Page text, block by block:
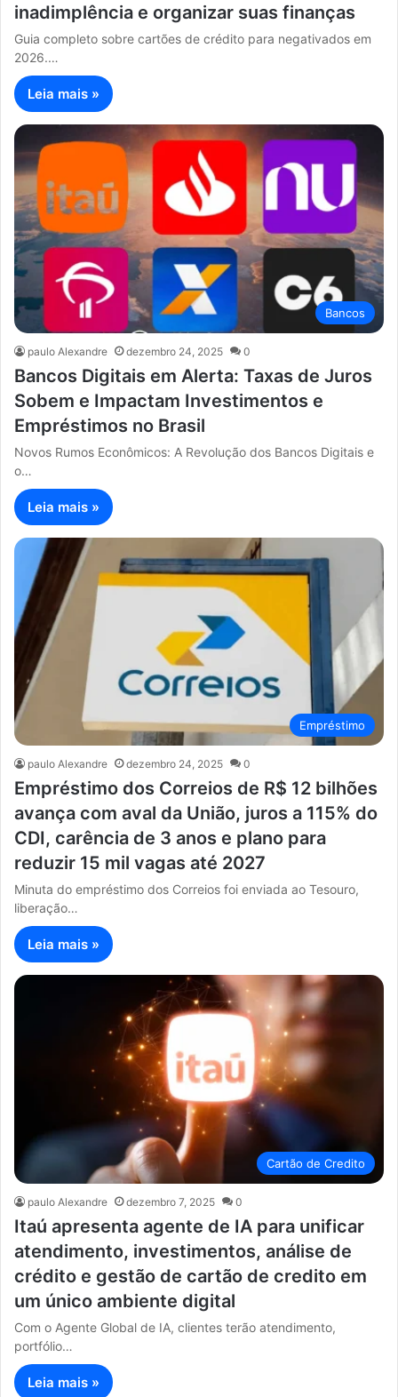
inadimplência e organizar suas finanças
Guia completo sobre cartões de crédito para negativados em
2026.…
Leia mais »
Bancos
paulo Alexandre dezembro 24, 2025 0
Bancos Digitais em Alerta: Taxas de Juros
Sobem e Impactam Investimentos e
Empréstimos no Brasil
Novos Rumos Econômicos: A Revolução dos Bancos Digitais e
o…
Leia mais »
Empréstimo
paulo Alexandre dezembro 24, 2025 0
Empréstimo dos Correios de R$ 12 bilhões
avança com aval da União, juros a 115% do
CDI, carência de 3 anos e plano para
reduzir 15 mil vagas até 2027
Minuta do empréstimo dos Correios foi enviada ao Tesouro,
liberação…
Leia mais »
Cartão de Credito
paulo Alexandre dezembro 7, 2025 0
Itaú apresenta agente de IA para unificar
atendimento, investimentos, análise de
crédito e gestão de cartão de credito em
um único ambiente digital
Com o Agente Global de IA, clientes terão atendimento,
portfólio…
Leia mais »